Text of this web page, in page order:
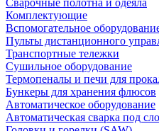
Сварочные полотна и одеяла
Комплектующие
Вспомогательное
Пульты дистанционного
Транспортные тележки
Сушильное оборудование
Термопеналы и печи для
Бункеры для хранения флюсов
Автоматическое оборудование
Автоматическая сварка под